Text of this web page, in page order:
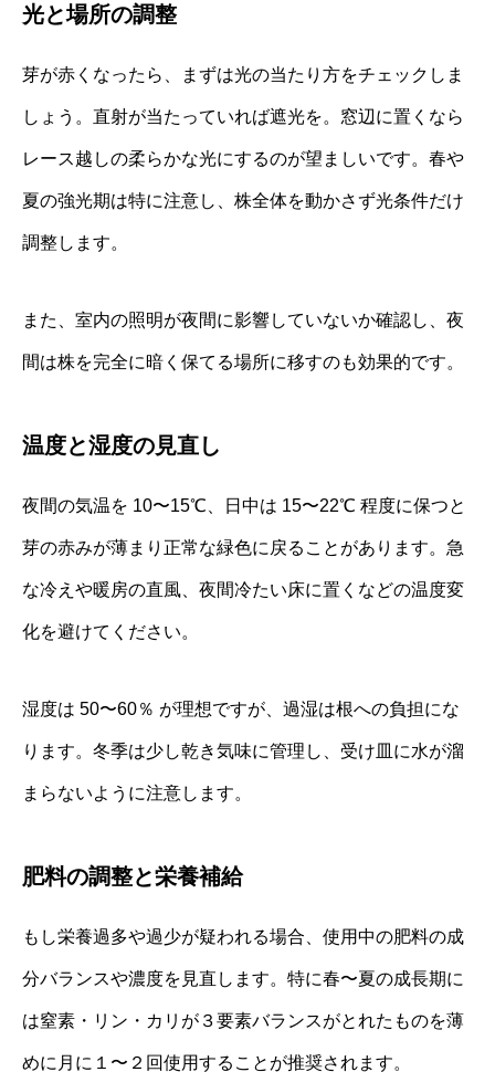
光と場所の調整
芽が赤くなったら、まずは光の当たり方をチェックしま
しょう。直射が当たっていれば遮光を。窓辺に置くなら
レース越しの柔らかな光にするのが望ましいです。春や
夏の強光期は特に注意し、株全体を動かさず光条件だけ
調整します。
また、室内の照明が夜間に影響していないか確認し、夜
間は株を完全に暗く保てる場所に移すのも効果的です。
温度と湿度の見直し
夜間の気温を 10〜15℃、日中は 15〜22℃ 程度に保つと
芽の赤みが薄まり正常な緑色に戻ることがあります。急
な冷えや暖房の直風、夜間冷たい床に置くなどの温度変
化を避けてください。
湿度は 50〜60％ が理想ですが、過湿は根への負担にな
ります。冬季は少し乾き気味に管理し、受け皿に水が溜
まらないように注意します。
肥料の調整と栄養補給
もし栄養過多や過少が疑われる場合、使用中の肥料の成
分バランスや濃度を見直します。特に春〜夏の成長期に
は窒素・リン・カリが３要素バランスがとれたものを薄
めに月に１〜２回使用することが推奨されます。